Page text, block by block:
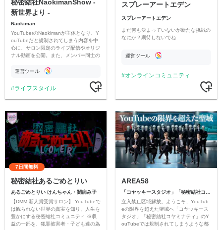
秘密結社NaokimanShow -
新世界より -
Naokiman
YouTuberのNaokimanが主体となり、Y
ouTubeだと規制されてしまう内容を中
心に、サロン限定のライブ配信やオリジ
ナル動画を公開。また、メンバー同士の
ただいています。
運営ツール
ライフスタイル
スプレーアートエデン
スプレーアートエデン
まだ何も決まっていないが新たな挑戦の
なにか？期待しないでね
運営ツール
オンラインコミュニティ
7日間無料
秘密結社あるごめとりい
あるごめとりい けんちゃん・闇病み子
【DMM 新人賞受賞サロン】 YouTubeで
は観られない世界の真実を知り、人生を
豊かにする秘密結社コミュニティ ※収
益の一部を、犯罪被害者・子ども達の為
AREA58
立入禁止区域解放。ようこそ、YouTub
eの限界を超えた聖域へ「コヤッキース
タジオ」「秘密結社コヤミナティ」のY
ouTubeでは規制されてしまうような都